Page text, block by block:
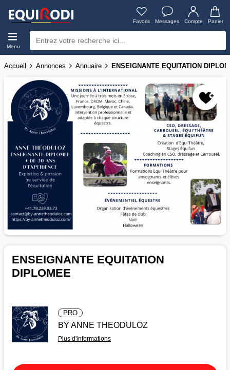
Favoris Messages Compte Panier
Menu
Accueil Annonces Annuaire ENSEIGNANTE EQUITATION
ENSEIGNANTE EQUITATION
DIPLOMEE
PRO
BY ANNE THEODULOZ
Plus d'informations